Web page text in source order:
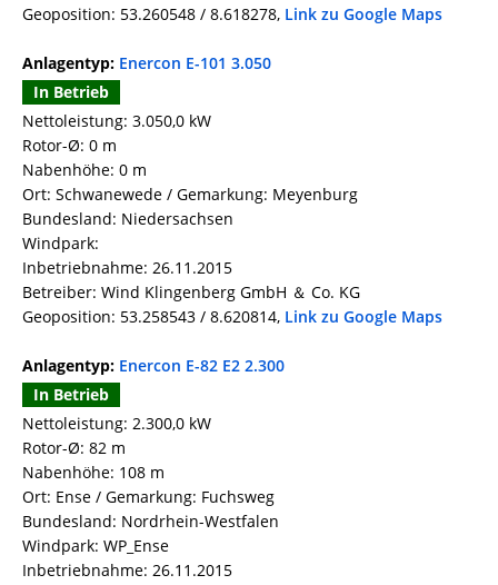
Geoposition: 53.260548 / 8.618278, Link zu Google Maps
Anlagentyp: Enercon E-101 3.050
In Betrieb
Nettoleistung: 3.050,0 kW
Rotor-Ø: 0 m
Nabenhöhe: 0 m
Ort: Schwanewede / Gemarkung: Meyenburg
Bundesland: Niedersachsen
Windpark:
Inbetriebnahme: 26.11.2015
Betreiber: Wind Klingenberg GmbH ＆ Co. KG
Geoposition: 53.258543 / 8.620814, Link zu Google Maps
Anlagentyp: Enercon E-82 E2 2.300
In Betrieb
Nettoleistung: 2.300,0 kW
Rotor-Ø: 82 m
Nabenhöhe: 108 m
Ort: Ense / Gemarkung: Fuchsweg
Bundesland: Nordrhein-Westfalen
Windpark: WP_Ense
Inbetriebnahme: 26.11.2015